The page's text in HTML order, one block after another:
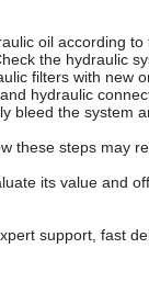
these steps may
its value and